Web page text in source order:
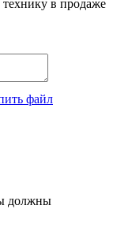
в продаже
файл
должны